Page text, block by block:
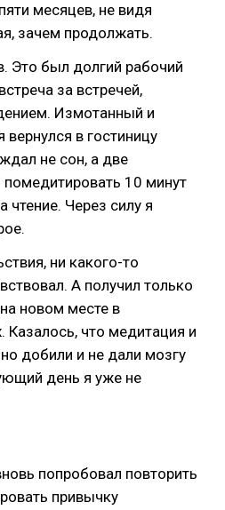
месяцев, не видя
зачем продолжать.
Это был долгий рабочий
за встречей,
Измотанный и
в гостиницу
не сон, а две
10 минут
чтение. Через силу я
ни какого-то
А получил только
новом месте в
Казалось, что медитация и
добили и не дали мозгу
день я уже не
попробовал повторить
привычку